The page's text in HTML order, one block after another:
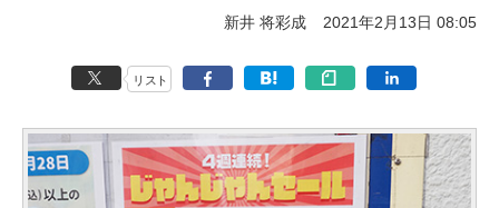
新井 将彩成 2021年2月13日 08:05
リスト